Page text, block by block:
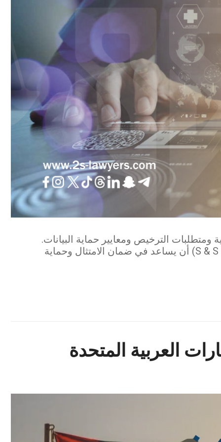
ومتطلبات الترخيص ومعايير حماية البيانات.
اكتشف كيف يمكن لـ مكتب الدكتور صقر المرزوقي للمحاماة والاستشارات القانونية (S & S Lawyers) أن يساعد في ضمان الامتثال وحماية
العربية المتحدة